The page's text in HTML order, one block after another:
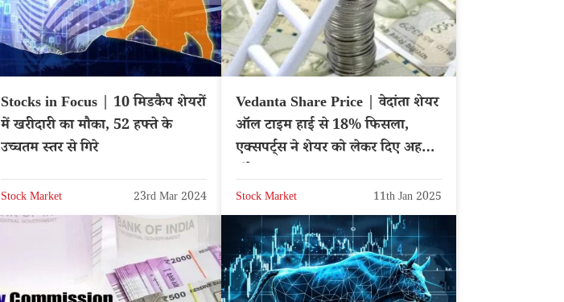
Stocks in Focus | 10 मिडकैप शेयरों
में खरीदारी का मौका, 52 हफ्ते के
उच्चतम स्तर से गिरे
Stock Market 23rd Mar 2024
Vedanta Share Price | वेदांता शेयर
ऑल टाइम हाई से 18% फिसला,
एक्सपर्ट्स ने शेयर को लेकर दिए अहम
Stock Market 11th Jan 2025